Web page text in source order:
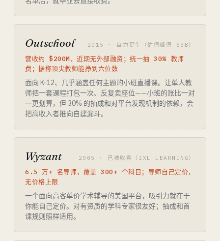
Outschool 2015 · 自力更生（估值峰值 $3B）
营收约 $200M，近期无外部融资；统一抽 30% 教师
费；据称顶尖教师能挣到六位数
面向 K-12、几乎涵盖任何主题的小班直播课。让单人教
师把一套课程打包一次、反复卖座位——小班的账比一对
一更划算，但 30% 的抽成和对平台发现机制的依赖，会
把高收入者推向自建漏斗。
Wyzant 2005 · 已被收购（IXL LEARNING）
6.5 万+ 名导师，覆盖 300+ 个科目；导师自己定价，
无价格上限
一个面向高客单价学术辅导的美国平台，吸引力就在于
你能自己定价。对有资质的学科专家很友好；抽成和首
课规则照样适用。